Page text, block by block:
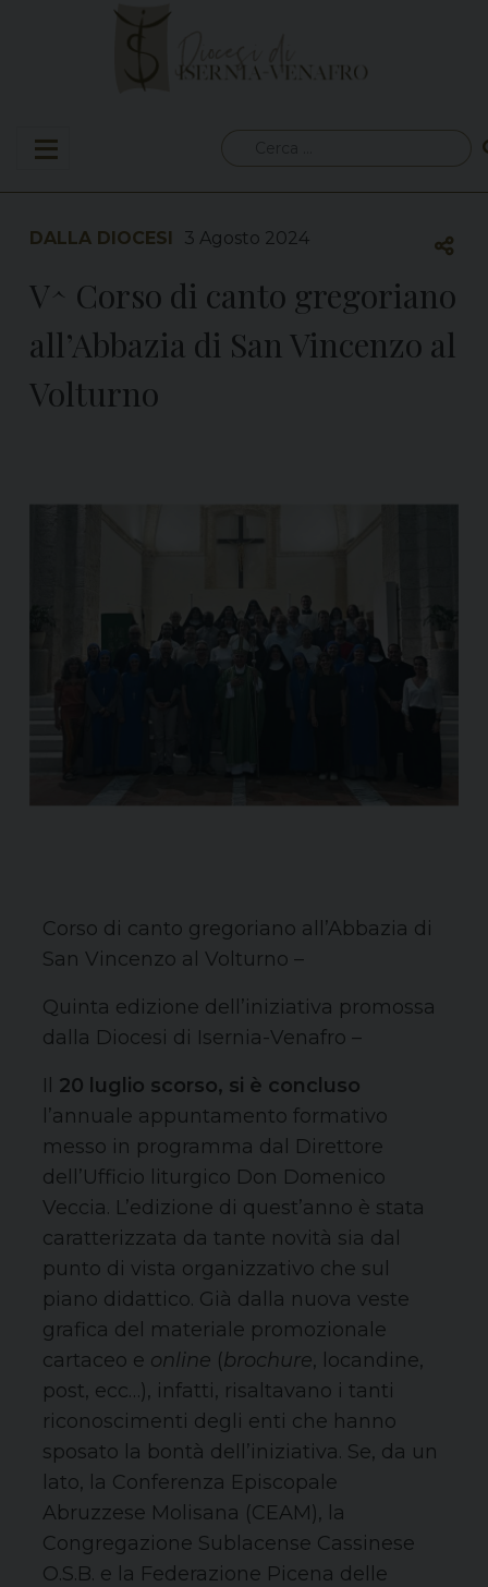
per:
DALLA DIOCESI 3 Agosto 2024
V^ Corso di canto gregoriano
all’Abbazia di San Vincenzo al
Volturno
Corso di canto gregoriano all’Abbazia di
San Vincenzo al Volturno –
Quinta edizione dell’iniziativa promossa
dalla Diocesi di Isernia-Venafro –
Il 20 luglio scorso, si è concluso
l’annuale appuntamento formativo
messo in programma dal Direttore
dell’Ufficio liturgico Don Domenico
Veccia. L’edizione di quest’anno è stata
caratterizzata da tante novità sia dal
punto di vista organizzativo che sul
piano didattico. Già dalla nuova veste
grafica del materiale promozionale
cartaceo e online (brochure, locandine,
post, ecc…), infatti, risaltavano i tanti
riconoscimenti degli enti che hanno
sposato la bontà dell’iniziativa. Se, da un
lato, la Conferenza Episcopale
Abruzzese Molisana (CEAM), la
Congregazione Sublacense Cassinese
O.S.B. e la Federazione Picena delle